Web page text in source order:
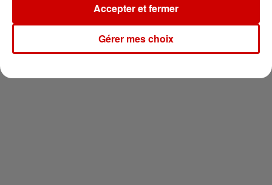
Newsletter
Gérer mes choix
Accepter et fermer